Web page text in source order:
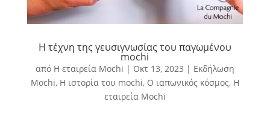
Η τέχνη της γευσιγνωσίας του παγωμένου
mochi
από Η εταιρεία Mochi | Οκτ 13, 2023 | Εκδήλωση
Mochi, Η ιστορία του mochi, Ο ιαπωνικός κόσμος, Η
εταιρεία Mochi